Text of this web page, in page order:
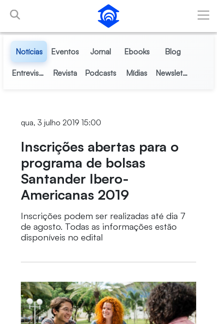
Pular para o Conteúdo principal
Notícias Eventos Jornal Ebooks Blog
Entrevistas Revista Podcasts Mídias Newsletter
qua, 3 julho 2019 15:00
Inscrições abertas para o
programa de bolsas
Santander Ibero-
Americanas 2019
Inscrições podem ser realizadas até dia 7
de agosto. Todas as informações estão
disponíveis no edital